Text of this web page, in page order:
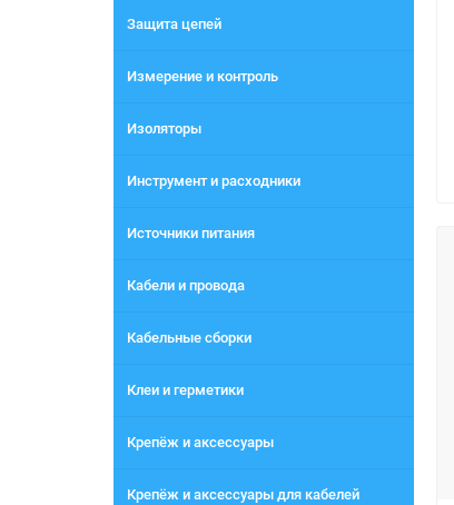
Защита цепей
Измерение и контроль
Изоляторы
Инструмент и расходники
Источники питания
Кабели и провода
Кабельные сборки
Клеи и герметики
Крепёж и аксессуары
Крепёж и аксессуары для кабелей